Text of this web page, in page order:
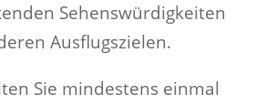
Sehenswürdigkeiten
Ausflugszielen.
Sie mindestens einmal